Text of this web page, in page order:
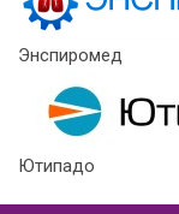
Энспиромед
Ютипадо